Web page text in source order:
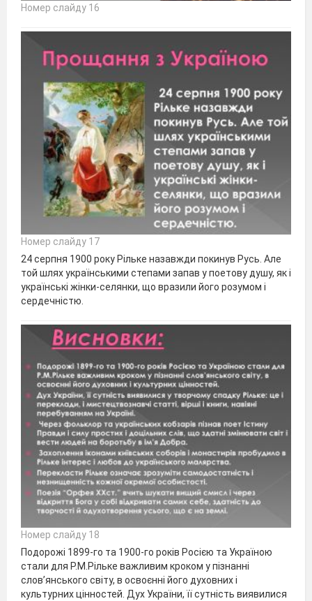
Номер слайду 16
Номер слайду 17
24 серпня 1900 року Рільке назавжди покинув Русь. Але
той шлях українськими степами запав у поетову душу, як і
українські жінки-селянки, що вразили його розумом і
сердечністю.
Номер слайду 18
Подорожі 1899-го та 1900-го років Росією та Україною
стали для Р.М.Рільке важливим кроком у пізнанні
слов’янського світу, в освоєнні його духовних і
культурних цінностей. Дух України, її сутність виявилися